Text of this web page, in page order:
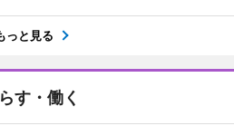
っと見る
す・働く